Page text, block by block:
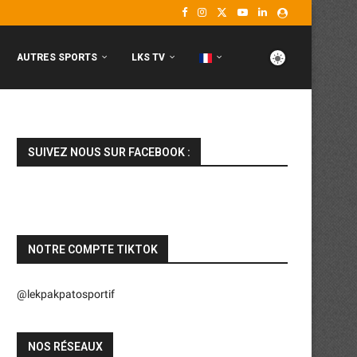
AUTRES SPORTS LKS TV
SUIVEZ NOUS SUR FACEBOOK :
NOTRE COMPTE TIKTOK
@lekpakpatosportif
NOS RÉSEAUX